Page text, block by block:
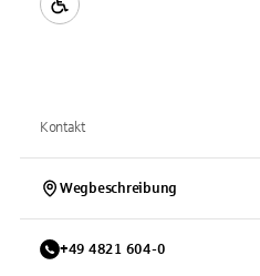
Kontakt
Wegbeschreibung
+49 4821 604-0